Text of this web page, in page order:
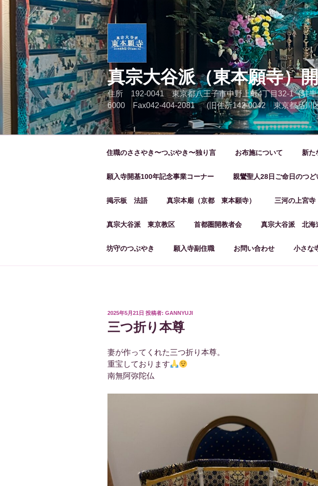
キ
プ
真宗大谷派（東本願寺）
住所 192-0041 東京都八王子市中野上町4丁目32-1（駐
6000 Fax042-404-2081 (旧住所142-0042 東京都品川
住職のささやき〜つぶやき〜独り言 お布施について 新た
願入寺開基100年記念事業コーナー 親鸞聖人28日ご命日のつ
掲示板 法語 真宗本廟（京都 東本願寺） 三河の上宮寺
真宗大谷派 東京教区 首都圏開教者会 真宗大谷派 北海
坊守のつぶやき 願入寺副住職 お問い合わせ 小さな
投
稿
日:
2025年5月21日 投稿者: GANNYUJI
三つ折り本尊
妻が作ってくれた三つ折り本尊。
重宝しております
南無阿弥陀仏